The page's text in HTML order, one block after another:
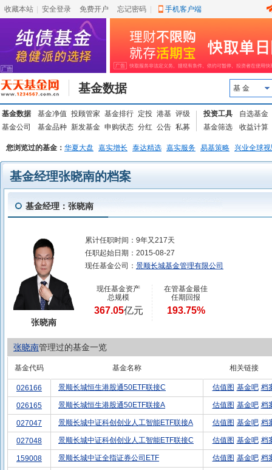
收藏本站 安全登录 免费开户 忘记密码 手机客户端
基金数据 基 金
基金数据 基金净值 投顾管家 基金排行 定投 港基 评级
基金公司
基金品种 新发基金 申购状态 分红 公告 私募
投资工具
自选基金
基金筛选
收益计算
您浏览过的基金： 华夏大盘 嘉实增长 泰达精选 嘉实服务 易基策略 兴业全球
基金经理张晓南的档案
基金经理：张晓南
张晓南
累计任职时间： 9年又217天
任职起始日期： 2015-08-27
现任基金公司： 景顺长城基金管理有限公司
现任基金资产
总规模
367.05亿元
在管基金最佳
任期回报
193.75%
张晓南管理过的基金一览
基金代码 基金名称 相关链接
026166 景顺长城恒生港股通50ETF联接C 估值图 基金吧 档
026165 景顺长城恒生港股通50ETF联接A 估值图 基金吧 档
027047 景顺长城中证科创创业人工智能ETF联接A 估值图 基金吧 档
027048 景顺长城中证科创创业人工智能ETF联接C 估值图 基金吧 档
159008 景顺长城中证全指证券公司ETF 估值图 基金吧 档